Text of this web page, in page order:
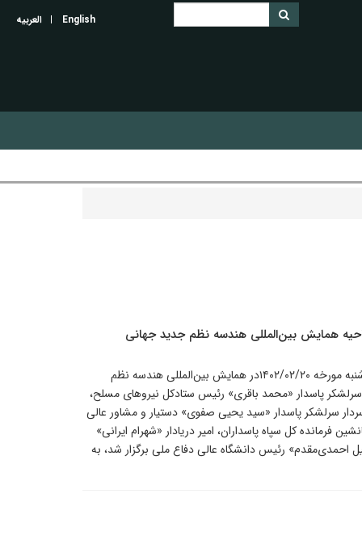
English العربیه
همایش بین‌المللی هندسه نظم جدید جهانی
«محمدباقر قالیباف» رئیس مجلس شورای اسلامی روز چهارشنبه مورخه ۱۴۰۲/۰۲/۲۰در همایش بین‌المللی هندسه نظم
پاسدار «محمد باقری» رئیس ستادکل نیروهای مسلح،
سرلشکر پاسدار «سید یحیی صفوی» دستیار و مشاور عالی
فرمانده کل سپاه پاسداران، امیر دریادار «شهرام ایرانی»
احمدی‌مقدم» رئیس دانشگاه عالی دفاع ملی برگزار شد، به